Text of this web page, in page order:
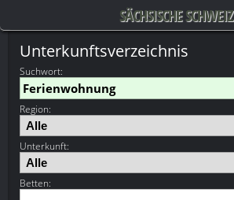
SÄCHSISCHE SCHWEIZ
Unterkunftsverzeichnis
Suchwort:
Region:
Unterkunft:
Betten: